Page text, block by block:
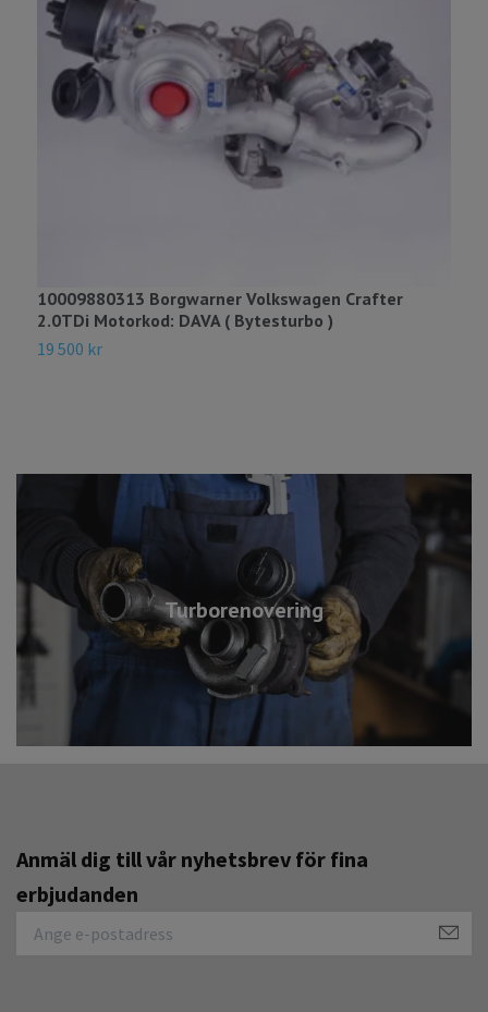
Turborenovering
10009880313 Borgwarner Volkswagen Crafter
2.0TDi Motorkod: DAVA ( Bytesturbo )
19 500 kr
Anmäl dig till vår nyhetsbrev för fina
erbjudanden